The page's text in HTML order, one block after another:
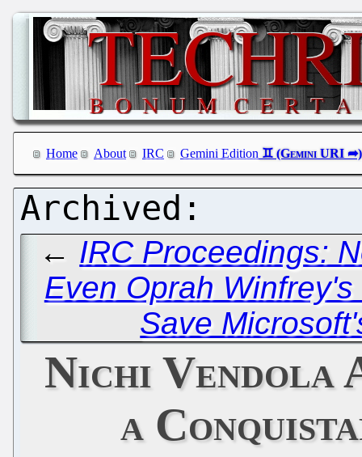
Home About IRC Gemini Edition
← IRC Proceedings:
Even Oprah
Save
Nichi Vendola
a